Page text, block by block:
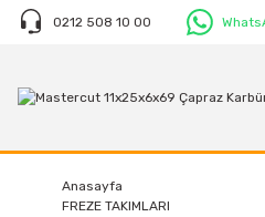
0212 508 10 00
Anasayfa
FREZE TAKIMLARI